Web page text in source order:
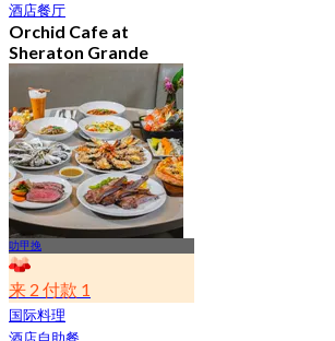
酒店餐厅
Orchid Cafe at
Sheraton Grande
Sukhumvit A Luxury
Collection Hotel
4.7
15.1K 已预订
起฿ 776
叻甲挽
来 2 付款 1
国际料理
酒店自助餐